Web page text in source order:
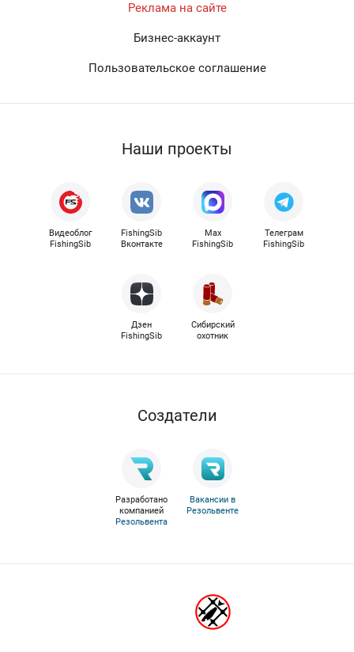
Реклама на сайте
Бизнес-аккаунт
Пользовательское соглашение
Наши проекты
Видеоблог
FishingSib
FishingSib
Вконтакте
Max
FishingSib
Телеграм
FishingSib
Дзен
FishingSib
Сибирский
охотник
Cоздатели
Разработано
компанией
Резольвента
Вакансии в
Резольвенте